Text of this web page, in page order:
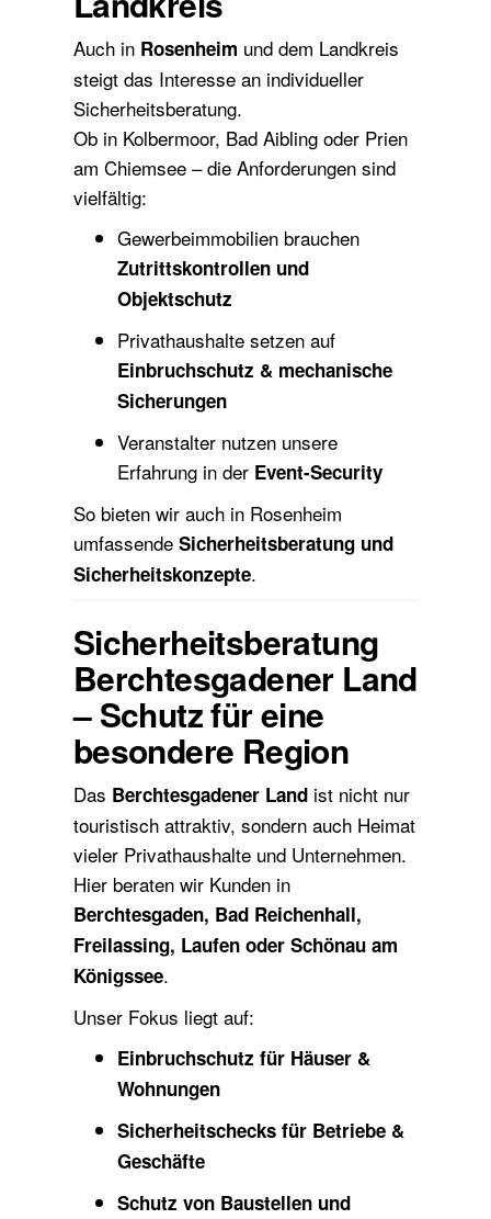
Auch in Rosenheim und dem Landkreis
steigt das Interesse an individueller
Sicherheitsberatung.
Ob in Kolbermoor, Bad Aibling oder Prien
am Chiemsee – die Anforderungen sind
vielfältig:
Gewerbeimmobilien brauchen
Zutrittskontrollen und
Objektschutz
Privathaushalte setzen auf
Einbruchschutz & mechanische
Sicherungen
Veranstalter nutzen unsere
Erfahrung in der Event-Security
So bieten wir auch in Rosenheim
umfassende Sicherheitsberatung und
Sicherheitskonzepte.
Sicherheitsberatung
Berchtesgadener Land
– Schutz für eine
besondere Region
Das Berchtesgadener Landist nicht nur
touristisch attraktiv, sondern auch Heimat
vieler Privathaushalte und Unternehmen.
Hier beraten wir Kunden in
Berchtesgaden, Bad Reichenhall,
Freilassing, Laufen oder Schönau am
Königssee.
Unser Fokus liegt auf:
Einbruchschutz für Häuser &
Wohnungen
Sicherheitschecks für Betriebe &
Geschäfte
Schutz von Baustellen und